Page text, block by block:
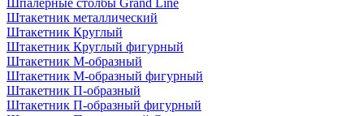
Шпалерные столбы Grand Line
Штакетник металлический
Штакетник Круглый
Штакетник Круглый фигурный
Штакетник М-образный
Штакетник М-образный фигурный
Штакетник П-образный
Штакетник П-образный фигурный